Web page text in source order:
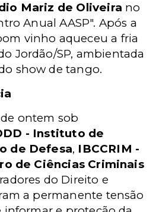
Mariz de Oliveira no
Anual AASP". Após a
vinho aqueceu a fria
Jordão/SP, ambientada
show de tango.
ontem sob
- Instituto de
de Defesa, IBCCRIM -
de Ciências Criminais
do Direito e
a permanente tensão